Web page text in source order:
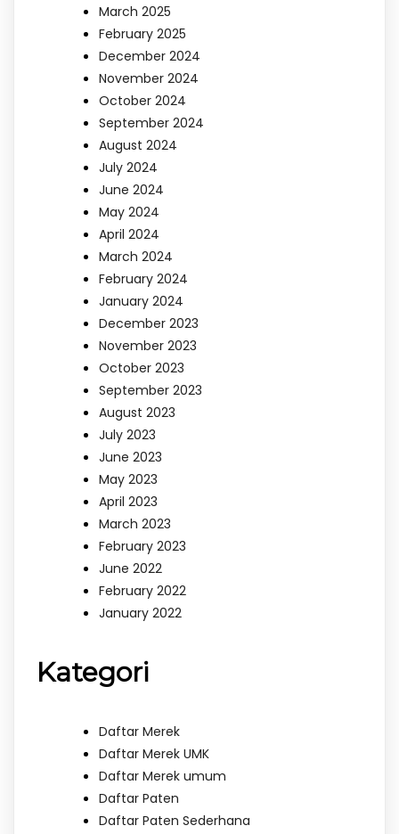
March 2025
February 2025
December 2024
November 2024
October 2024
September 2024
August 2024
July 2024
June 2024
May 2024
April 2024
March 2024
February 2024
January 2024
December 2023
November 2023
October 2023
September 2023
August 2023
July 2023
June 2023
May 2023
April 2023
March 2023
February 2023
June 2022
February 2022
January 2022
Kategori
Daftar Merek
Daftar Merek UMK
Daftar Merek umum
Daftar Paten
Daftar Paten Sederhana